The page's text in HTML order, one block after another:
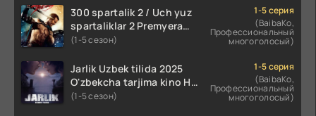
300 spartalik 2 / Uch yuz
spartaliklar 2 Premyera
Uzbek tilida 2013
skachat
(1-5 сезон)
1-5 серия
(BaibaKo,
Профессиональный
многоголосый)
Jarlik Uzbek tilida 2025
O'zbekcha tarjima kino HD
skachat
(1-5 сезон)
1-5 серия
(BaibaKo,
Профессиональный
многоголосый)